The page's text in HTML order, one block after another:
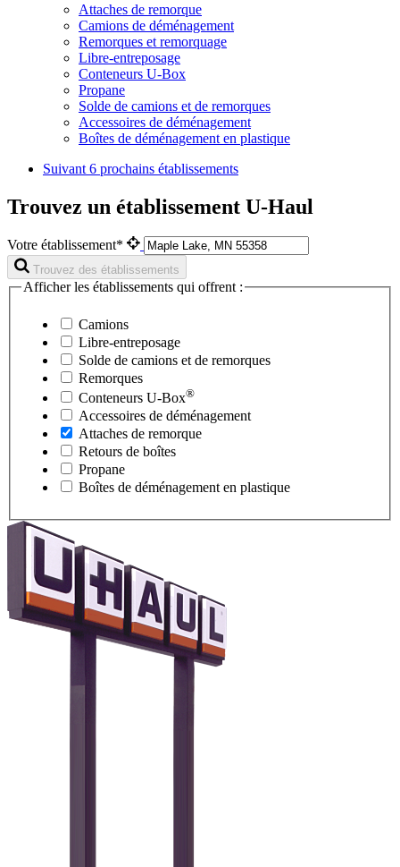
Attaches de remorque
Camions de déménagement
Remorques et remorquage
Libre-entreposage
Conteneurs U-Box
Propane
Solde de camions et de remorques
Accessoires de déménagement
Boîtes de déménagement en plastique
Suivant 6 prochains établissements
Trouvez un établissement U-Haul
Votre établissement*
Trouvez des établissements
Afficher les établissements qui offrent :
Camions
Libre-entreposage
Solde de camions et de remorques
Remorques
Conteneurs U-Box®
Accessoires de déménagement
Attaches de remorque
Retours de boîtes
Propane
Boîtes de déménagement en plastique